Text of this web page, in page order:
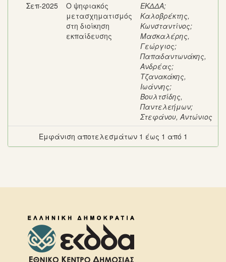
Σεπ-2025
Ο ψηφιακός
μετασχηματισμός
στη διοίκηση
εκπαίδευσης
ΕΚΔΔΑ;
Καλοβρέκτης,
Κωνσταντίνος;
Μασκαλέρης,
Γεώργιος;
Παπαδαντωνάκης,
Ανδρέας;
Τζανακάκης,
Ιωάννης;
Βουλτσίδης,
Παντελεήμων;
Στεφάνου, Αντώνιος
Εμφάνιση αποτελεσμάτων 1 έως 1 από 1